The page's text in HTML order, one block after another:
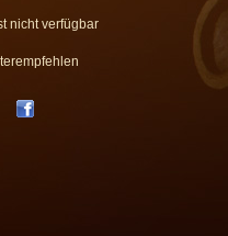
nicht verfügbar